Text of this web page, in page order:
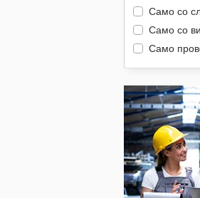
Само со
Само со
Само